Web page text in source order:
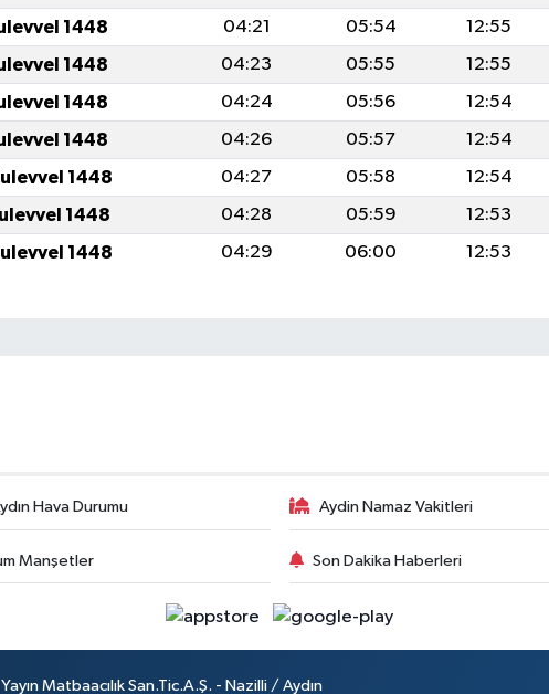
1448 04:21 05:54 12:55
1448 04:23 05:55 12:55
1448 04:24 05:56 12:54
1448 04:26 05:57 12:54
1448 04:27 05:58 12:54
1448 04:28 05:59 12:53
1448 04:29 06:00 12:53
Hava Durumu Aydin Namaz Vakitleri
Manşetler Son Dakika Haberleri
Matbaacılık San.Tic.A.Ş. - Nazilli / Aydın